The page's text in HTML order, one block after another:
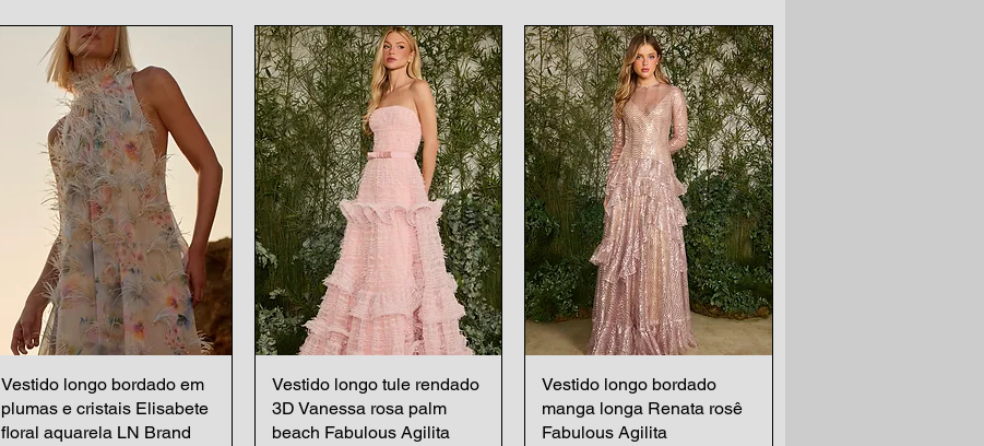
Quick View
Vestido longo bordado em
plumas e cristais Elisabete
floral aquarela LN Brand
Quick View
Vestido longo tule rendado
3D Vanessa rosa palm
beach Fabulous Agilita
Quick View
Vestido longo bordado
manga longa Renata rosê
Fabulous Agilita